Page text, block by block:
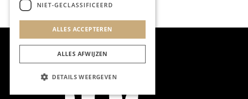
NIET-GECLASSIFICEERD
ALLES ACCEPTEREN
ALLES AFWIJZEN
DETAILS WEERGEVEN